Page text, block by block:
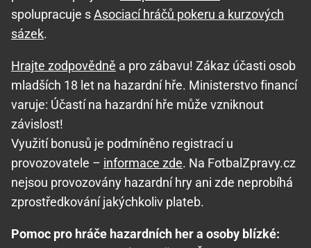
spolupracuje sAsociací hráčů pokeru a kurzových
sázek.
Hrajte zodpovědně a pro zábavu! Zákaz účasti osob
mladších 18 let na hazardní hře. Ministerstvo financí
varuje: Účastí na hazardní hře může vzniknout
závislost!
Využití bonusů je podmíněno registrací u
provozovatele – informace zde. Na FotbalZpravy.cz
nejsou provozovány hazardní hry ani zde neprobíhá
zprostředkování jakýchkoliv plateb.
Pomoc pro hráče hazardních her a osoby blízké: